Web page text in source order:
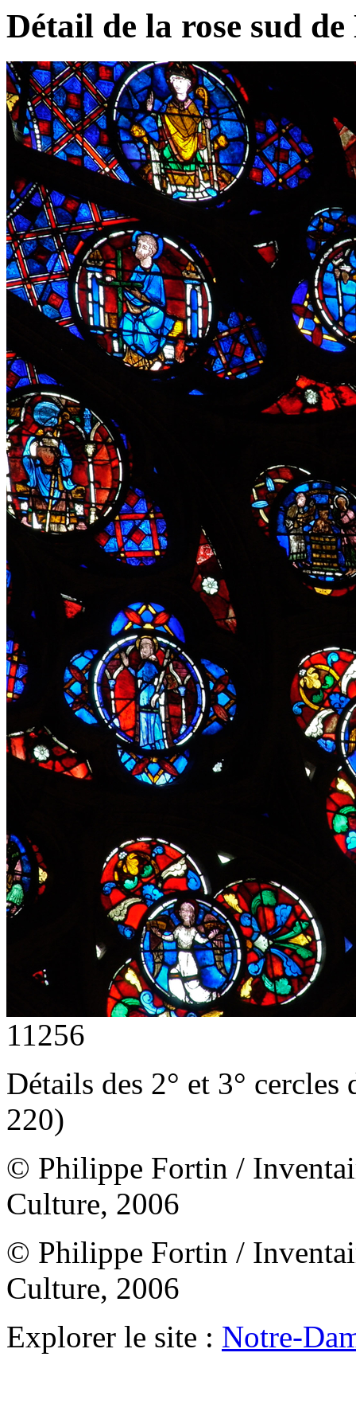
Détail de la rose sud
11256
Détails des 2° et 3°
220)
© Philippe Fortin /
Culture, 2006
© Philippe Fortin /
Culture, 2006
Explorer le site : Notre-